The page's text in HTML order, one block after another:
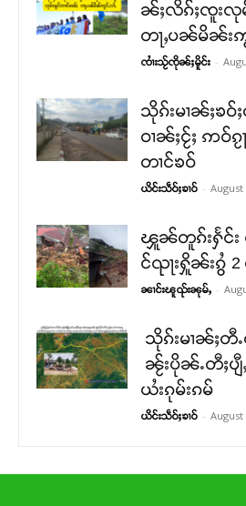
ၼ်ႈလိၵ်ႈၸူးလု
တႃႇပၼ်မိၼ်းဢွ
ၸၢႆးသႂ်ၸိုၼ်ႈမိူင်း -
သိုၵ်းမၢၼ်ႈၶဝ်
ဝၢၼ်ႈငႂ်ႈ ဢဝ်ၵႂ
တၢင်ၶဝ်
ယိင်းသဵဝ်ႈၶၢဝ် - August
ၾူၼ်တူၵ်းႁႅင်
င်ၺႃးႁိူၼ်းၵွႆ
ၼၢင်းၽူၺ်းၼုမ်ႇ -
သိုၵ်းမၢၼ်ႈတီႉ
ၼႂ်းပိုၼ်ႉတီႈပ
ယႆးၵုမ်းၵမ်
ယိင်းသဵဝ်ႈၶၢဝ် - August